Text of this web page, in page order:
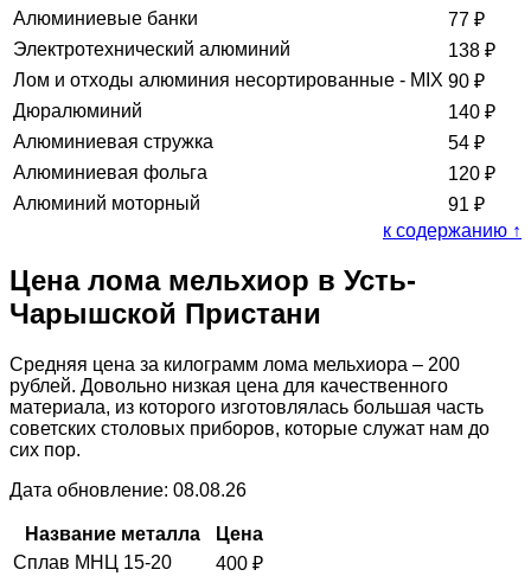
Алюминиевые банки
77 ₽
Электротехнический алюминий
138 ₽
Лом и отходы алюминия несортированные - MIX 90 ₽
Дюралюминий
140 ₽
Алюминиевая стружка
54 ₽
Алюминиевая фольга
120 ₽
Алюминий моторный
91 ₽
к содержанию ↑
Цена лома мельхиор в Усть-
Чарышской Пристани
Средняя цена за килограмм лома мельхиора – 200
рублей. Довольно низкая цена для качественного
материала, из которого изготовлялась большая часть
советских столовых приборов, которые служат нам до
сих пор.
Дата обновление: 08.08.26
Название металла
Цена
Сплав МНЦ 15-20
400 ₽